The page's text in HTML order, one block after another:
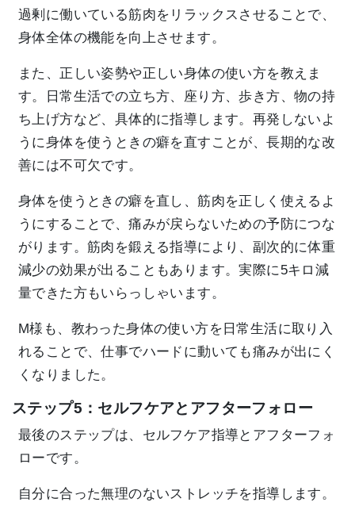
過剰に働いている筋肉をリラックスさせることで、
身体全体の機能を向上させます。
また、正しい姿勢や正しい身体の使い方を教えま
す。日常生活での立ち方、座り方、歩き方、物の持
ち上げ方など、具体的に指導します。再発しないよ
うに身体を使うときの癖を直すことが、長期的な改
善には不可欠です。
身体を使うときの癖を直し、筋肉を正しく使えるよ
うにすることで、痛みが戻らないための予防につな
がります。筋肉を鍛える指導により、副次的に体重
減少の効果が出ることもあります。実際に5キロ減
量できた方もいらっしゃいます。
M様も、教わった身体の使い方を日常生活に取り入
れることで、仕事でハードに動いても痛みが出にく
くなりました。
ステップ5：セルフケアとアフターフォロー
最後のステップは、セルフケア指導とアフターフォ
ローです。
自分に合った無理のないストレッチを指導します。